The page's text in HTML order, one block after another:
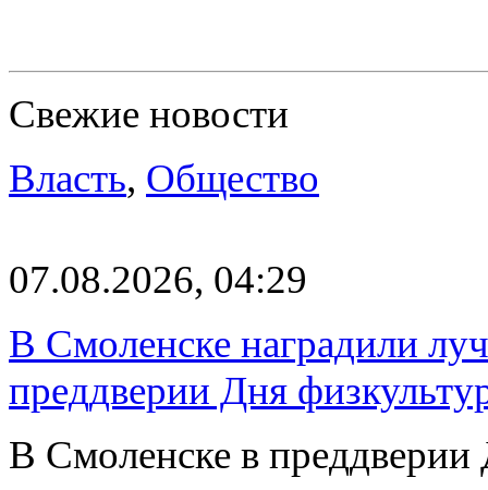
Свежие новости
Власть, Общество
07.08.2026, 04:29
В Смоленске наградили
преддверии Дня
В Смоленске в преддверии